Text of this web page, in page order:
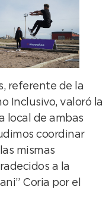
referente de la
Inclusivo, valoró la
local de ambas
coordinar
mismas
a la
Coria por el